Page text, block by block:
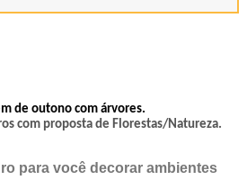
de outono com árvores.
com proposta de Florestas/Natureza.
para você decorar ambientes